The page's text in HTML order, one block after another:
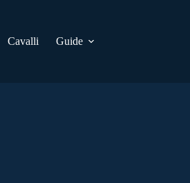
Cavalli Guide